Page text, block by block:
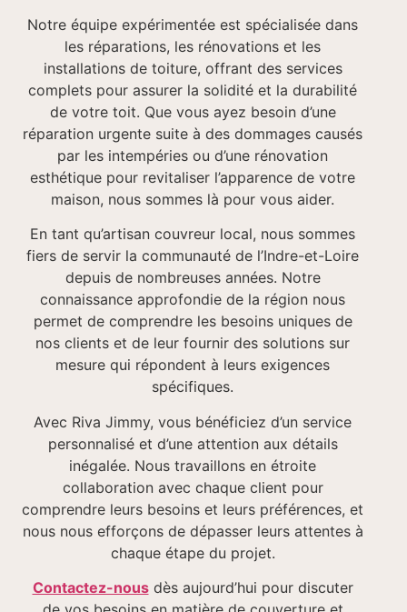
Notre équipe expérimentée est spécialisée dans
les réparations, les rénovations et les
installations de toiture, offrant des services
complets pour assurer la solidité et la durabilité
de votre toit. Que vous ayez besoin d’une
réparation urgente suite à des dommages causés
par les intempéries ou d’une rénovation
esthétique pour revitaliser l’apparence de votre
maison, nous sommes là pour vous aider.
En tant qu’artisan couvreur local, nous sommes
fiers de servir la communauté de l’Indre-et-Loire
depuis de nombreuses années. Notre
connaissance approfondie de la région nous
permet de comprendre les besoins uniques de
nos clients et de leur fournir des solutions sur
mesure qui répondent à leurs exigences
spécifiques.
Avec Riva Jimmy, vous bénéficiez d’un service
personnalisé et d’une attention aux détails
inégalée. Nous travaillons en étroite
collaboration avec chaque client pour
comprendre leurs besoins et leurs préférences, et
nous nous efforçons de dépasser leurs attentes à
chaque étape du projet.
Contactez-nousdès aujourd’hui pour discuter